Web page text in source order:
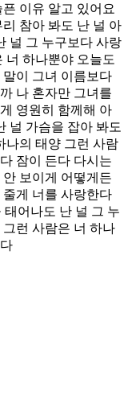
이유 알고 있어요
참아 봐도 난 널 아
널 그 누구보다 사랑
너 하나뿐야 오늘도
이 그녀 이름보다
나 혼자만 그녀를
영원히 함께해 아
널 가슴을 잡아 봐도
나의 태양 그런 사람
잠이 든다 다시는
보이게 어떻게든
게 너를 사랑한다
태어나도 난 널 그 누
런 사람은 너 하나